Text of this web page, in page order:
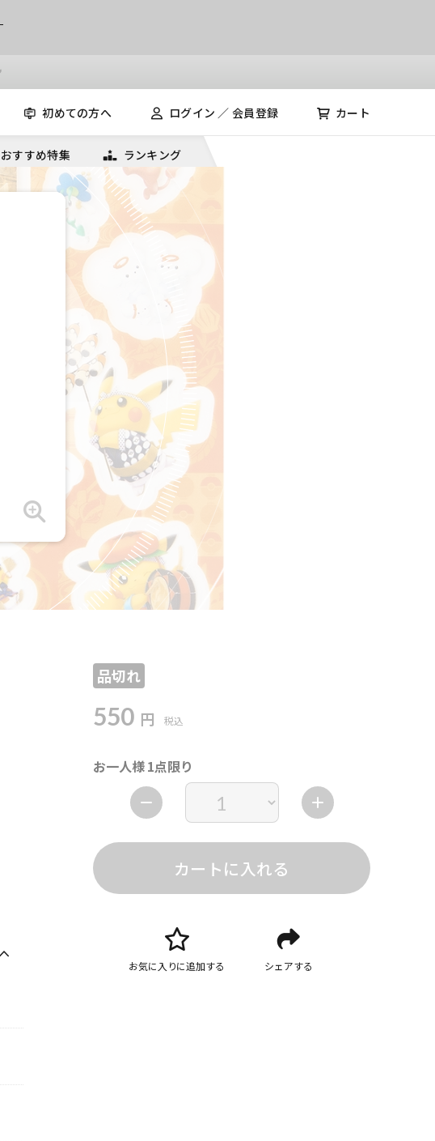
初めての方へ ログイン ／ 会員登録 カート
おすすめ特集 ランキング
品切れ
550 円 税込
お一人様 1点限り
カートに入れる
お気に入りに追加する シェアする